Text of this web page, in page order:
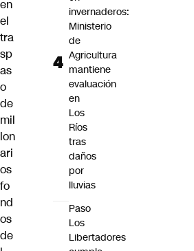
en
el
tra
sp
as
o
de
mil
lon
ari
os
fo
nd
os
de
invernaderos:
Ministerio
de
Agricultura
mantiene
evaluación
en
Los
Ríos
tras
daños
por
lluvias
Paso
Los
Libertadores